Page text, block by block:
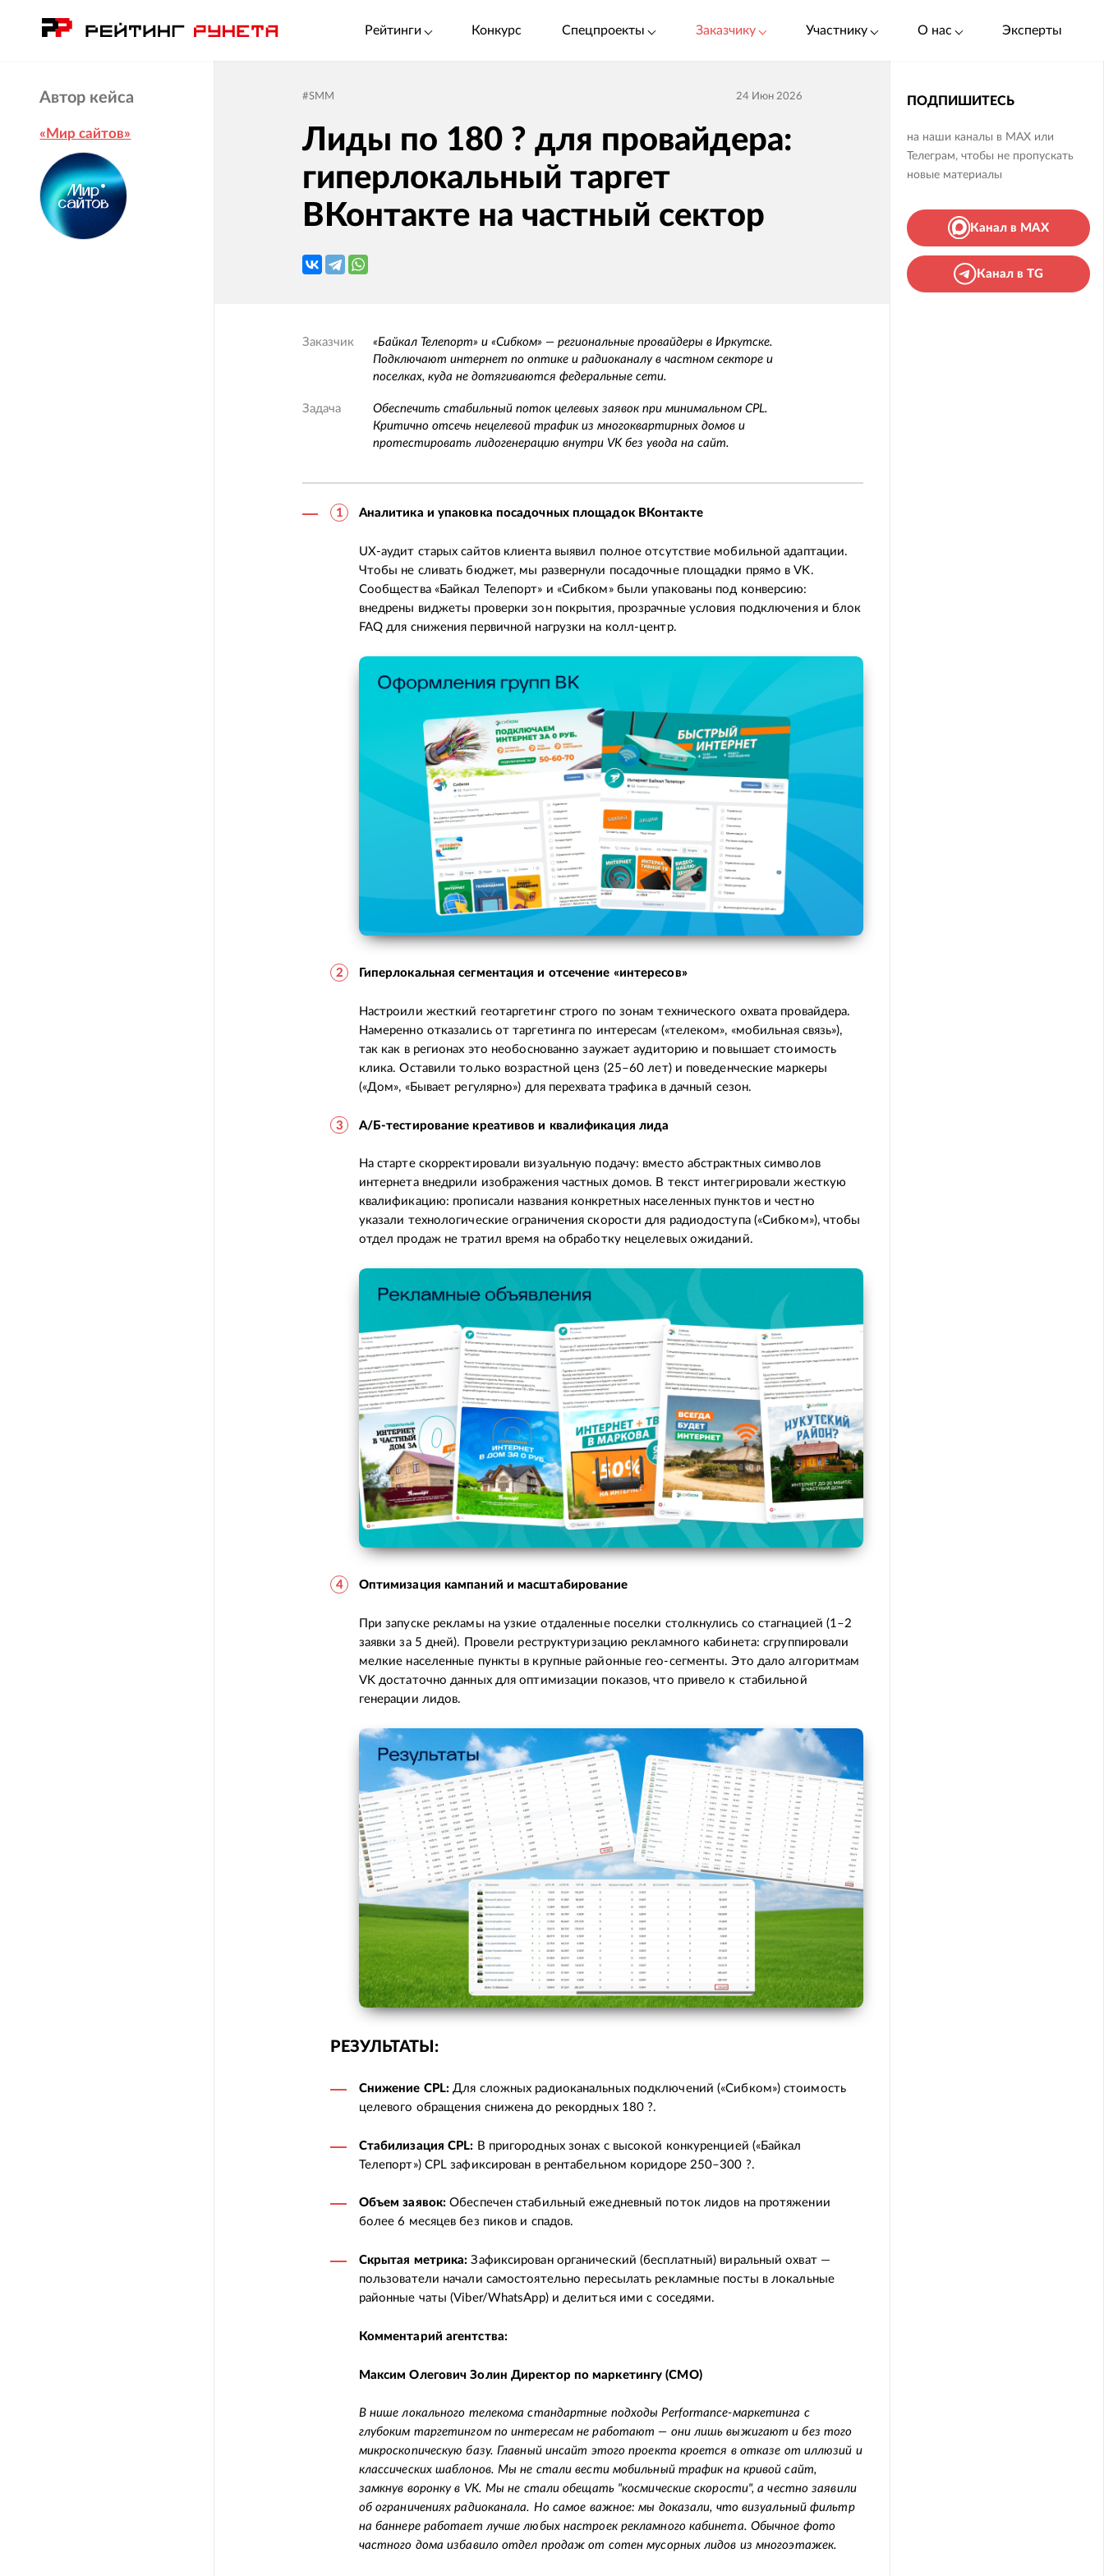
Рейтинги Конкурс Спецпроекты Заказчику Участнику О нас Эксперты
Автор кейса
«Мир сайтов»
#SMM 24 Июн 2026
Лиды по 180 ? для провайдера:
гиперлокальный таргет
ВКонтакте на частный сектор
Заказчик
«Байкал Телепорт» и «Сибком» — региональные провайдеры в Иркутске.
Подключают интернет по оптике и радиоканалу в частном секторе и
поселках, куда не дотягиваются федеральные сети.
Задача
Обеспечить стабильный поток целевых заявок при минимальном CPL.
Критично отсечь нецелевой трафик из многоквартирных домов и
протестировать лидогенерацию внутри VK без увода на сайт.
Аналитика и упаковка посадочных площадок ВКонтакте
UX-аудит старых сайтов клиента выявил полное отсутствие мобильной адаптации.
Чтобы не сливать бюджет, мы развернули посадочные площадки прямо в VK.
Сообщества «Байкал Телепорт» и «Сибком» были упакованы под конверсию:
внедрены виджеты проверки зон покрытия, прозрачные условия подключения и блок
FAQ для снижения первичной нагрузки на колл-центр.
Гиперлокальная сегментация и отсечение «интересов»
Настроили жесткий геотаргетинг строго по зонам технического охвата провайдера.
Намеренно отказались от таргетинга по интересам («телеком», «мобильная связь»),
так как в регионах это необоснованно заужает аудиторию и повышает стоимость
клика. Оставили только возрастной ценз (25–60 лет) и поведенческие маркеры
(«Дом», «Бывает регулярно») для перехвата трафика в дачный сезон.
А/Б-тестирование креативов и квалификация лида
На старте скорректировали визуальную подачу: вместо абстрактных символов
интернета внедрили изображения частных домов. В текст интегрировали жесткую
квалификацию: прописали названия конкретных населенных пунктов и честно
указали технологические ограничения скорости для радиодоступа («Сибком»), чтобы
отдел продаж не тратил время на обработку нецелевых ожиданий.
Оптимизация кампаний и масштабирование
При запуске рекламы на узкие отдаленные поселки столкнулись со стагнацией (1–2
заявки за 5 дней). Провели реструктуризацию рекламного кабинета: сгруппировали
мелкие населенные пункты в крупные районные гео-сегменты. Это дало алгоритмам
VK достаточно данных для оптимизации показов, что привело к стабильной
генерации лидов.
РЕЗУЛЬТАТЫ:
Снижение CPL: Для сложных радиоканальных подключений («Сибком») стоимость
целевого обращения снижена до рекордных 180 ?.
Стабилизация CPL: В пригородных зонах с высокой конкуренцией («Байкал
Телепорт») CPL зафиксирован в рентабельном коридоре 250–300 ?.
Объем заявок: Обеспечен стабильный ежедневный поток лидов на протяжении
более 6 месяцев без пиков и спадов.
Скрытая метрика: Зафиксирован органический (бесплатный) виральный охват —
пользователи начали самостоятельно пересылать рекламные посты в локальные
районные чаты (Viber/WhatsApp) и делиться ими с соседями.
Комментарий агентства:
Максим Олегович Золин Директор по маркетингу (CMO)
В нише локального телекома стандартные подходы Performance-маркетинга с
глубоким таргетингом по интересам не работают — они лишь выжигают и без того
микроскопическую базу. Главный инсайт этого проекта кроется в отказе от иллюзий и
классических шаблонов. Мы не стали вести мобильный трафик на кривой сайт,
замкнув воронку в VK. Мы не стали обещать "космические скорости", а честно заявили
об ограничениях радиоканала. Но самое важное: мы доказали, что визуальный фильтр
на баннере работает лучше любых настроек рекламного кабинета. Обычное фото
частного дома избавило отдел продаж от сотен мусорных лидов из многоэтажек.
ПОДПИШИТЕСЬ
на наши каналы в MAX или
Телеграм, чтобы не пропускать
новые материалы
Канал в MAX
Канал в TG